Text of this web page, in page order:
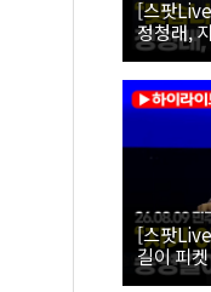
[스팟
정청래,
26.08.09
보 대구·
[스팟
길이 피
더불어민